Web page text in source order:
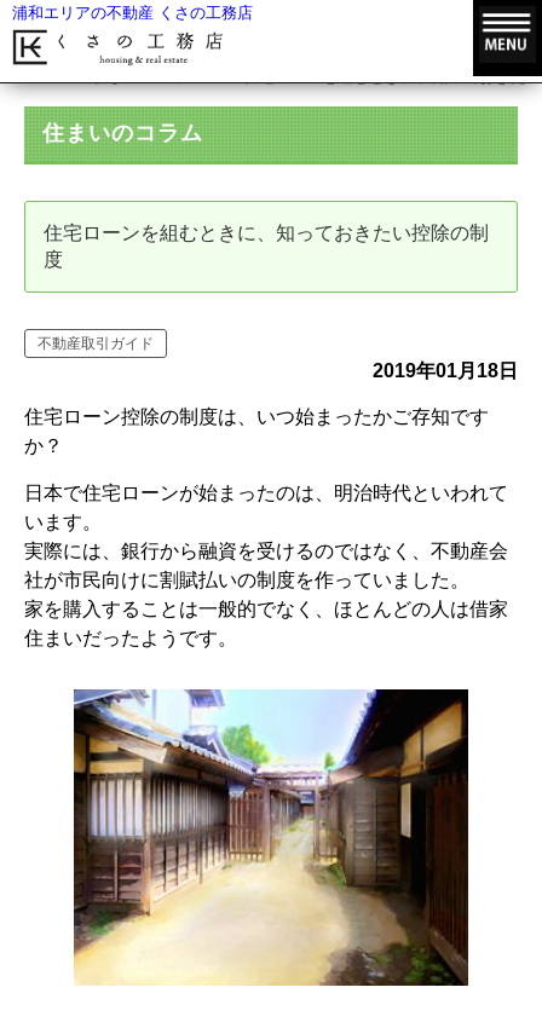
浦和エリアの不動産 くさの工務店
住宅ローンを組むときに、知っておきた
住まいのコラム
住宅ローンを組むときに、知っておきたい控除の制
度
不動産取引ガイド
2019年01月18日
住宅ローン控除の制度は、いつ始まったかご存知です
か？
日本で住宅ローンが始まったのは、明治時代といわれて
います。
実際には、銀行から融資を受けるのではなく、不動産会
社が市民向けに割賦払いの制度を作っていました。
家を購入することは一般的でなく、ほとんどの人は借家
住まいだったようです。